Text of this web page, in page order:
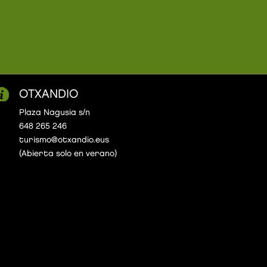
OTXANDIO
Plaza Nagusia s/n
648 265 246
turismo@otxandio.eus
(Abierta solo en verano)